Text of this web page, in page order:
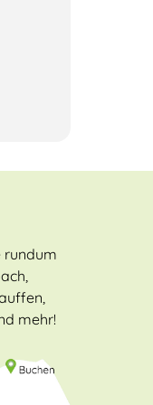
rundum
mehr!